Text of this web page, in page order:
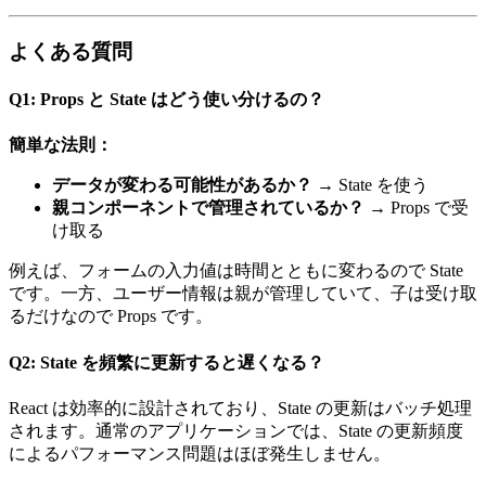
よくある質問
Q1: Props と State はどう使い分けるの？
簡単な法則：
データが変わる可能性があるか？ → State を使う
親コンポーネントで管理されているか？ → Props で受
け取る
例えば、フォームの入力値は時間とともに変わるので State
です。一方、ユーザー情報は親が管理していて、子は受け取
るだけなので Props です。
Q2: State を頻繁に更新すると遅くなる？
React は効率的に設計されており、State の更新はバッチ処理
されます。通常のアプリケーションでは、State の更新頻度
によるパフォーマンス問題はほぼ発生しません。